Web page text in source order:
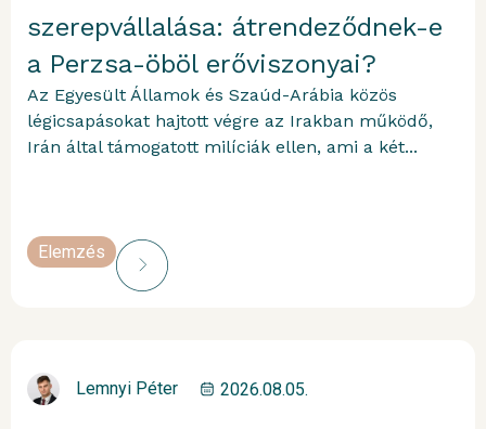
szerepvállalása: átrendeződnek-e
a Perzsa-öböl erőviszonyai?
Az Egyesült Államok és Szaúd-Arábia közös
légicsapásokat hajtott végre az Irakban működő,
Irán által támogatott milíciák ellen, ami a két...
Elemzés
Lemnyi Péter 2026.08.05.